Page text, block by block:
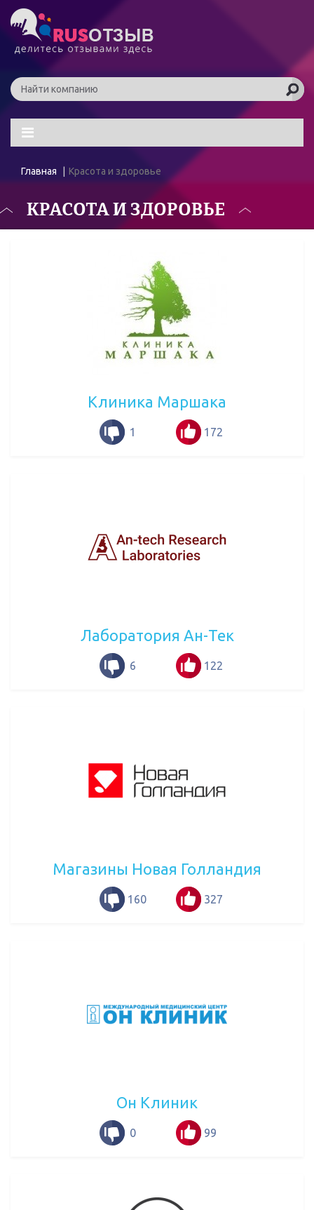
Главная Красота и здоровье
КРАСОТА И ЗДОРОВЬЕ
Клиника Маршака
1 172
Лаборатория Ан-Тек
6 122
Магазины Новая Голландия
160 327
Он Клиник
0 99